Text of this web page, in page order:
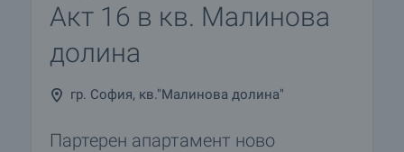
Акт 16 в кв. Малинова
долина
гр. София, кв."Малинова долина"
Партерен апартамент ново